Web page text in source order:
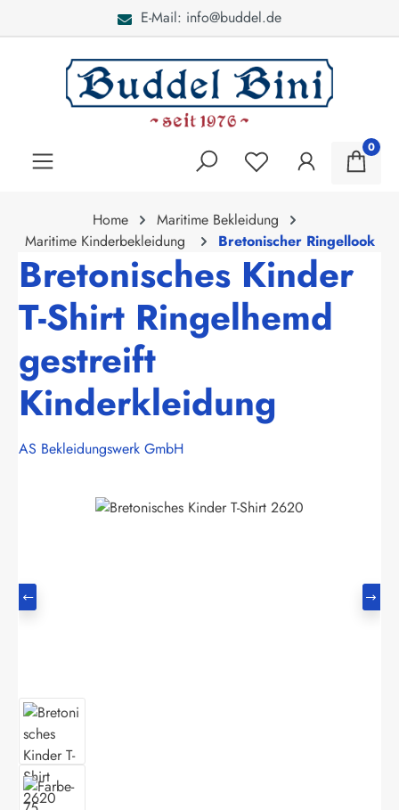
Bei Fragen: 040 - 46 28
0
Home
Maritime Bekleidung
Maritime Kinderbekleidung
Bretonischer Ringellook
Bretonisches Kinder
T-Shirt Ringelhemd
gestreift
Kinderkleidung
AS Bekleidungswerk GmbH
Bildergalerie überspringen